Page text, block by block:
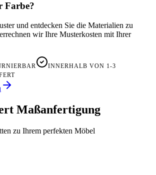
Farbe?
und entdecken Sie die Materialien zu
wir Ihre Musterkosten mit Ihrer
INNERHALB VON 1-3
Maßanfertigung
zu Ihrem perfekten Möbel